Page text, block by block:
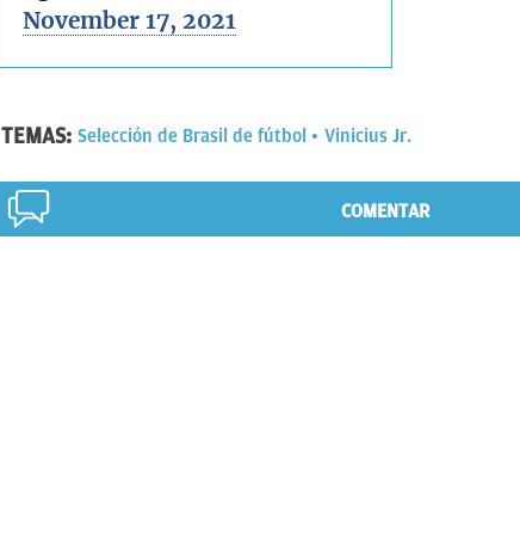
November 17, 2021
TEMAS: Selección de Brasil de fútbol Vinicius Jr.
COMENTAR